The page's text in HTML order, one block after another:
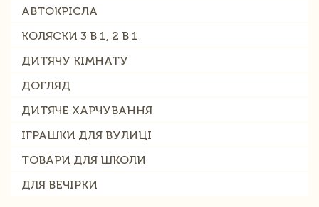
АВТОКРІСЛА
КОЛЯСКИ 3 В 1, 2 В 1
ДИТЯЧУ КІМНАТУ
ДОГЛЯД
ДИТЯЧЕ ХАРЧУВАННЯ
ІГРАШКИ ДЛЯ ВУЛИЦІ
ТОВАРИ ДЛЯ ШКОЛИ
ДЛЯ ВЕЧІРКИ